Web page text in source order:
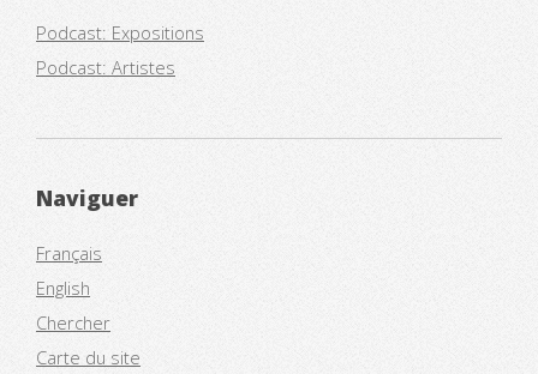
Podcast: Expositions
Podcast: Artistes
Naviguer
Français
English
Chercher
Carte du site